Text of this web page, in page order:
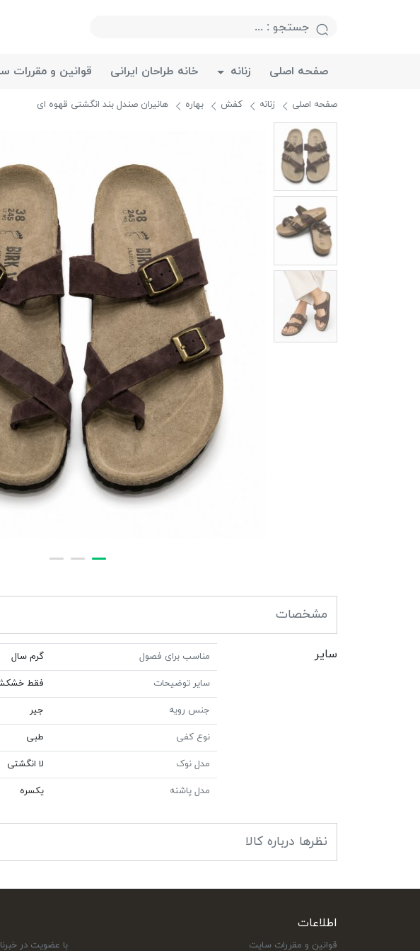
صفحه اصلی زنانه خانه طراحان ایرانی قوانین و مقررات
صفحه اصلی زنانه کفش بهاره هانیران صندل بند انگشتی قهوه ای
مشخصات
سایر مناسب برای فصول گرم سال
سایر توضیحات فقط
جنس رویه جیر
نوع کفی طبی
مدل نوک لا انگشتی
مدل پاشنه یکسره
نظرها درباره کالا
اطلاعات
قوانین و مقررات سایت با عضویت در